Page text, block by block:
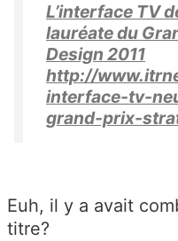
L’interface TV
lauréate du
Design 2011
http://
interface-tv-
grand-prix-
Euh, il y a avait
titre?